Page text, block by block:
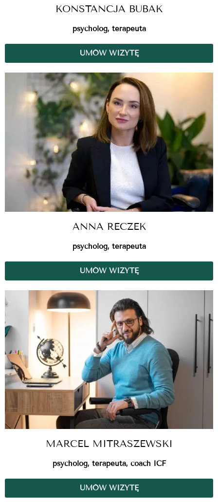
KONSTANCJA BUBAK
psycholog, terapeuta
UMÓW WIZYTĘ
ANNA RECZEK
psycholog, terapeuta
UMÓW WIZYTĘ
MARCEL MITRASZEWSKI
psycholog, terapeuta, coach ICF
UMÓW WIZYTĘ